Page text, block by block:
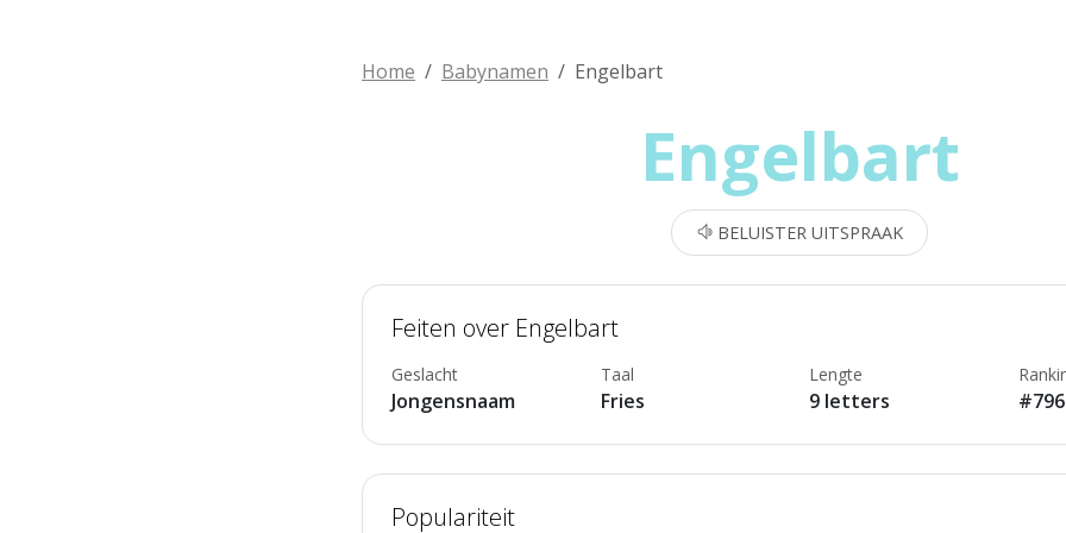
Home Babynamen Engelbart
Engelbart
BELUISTER UITSPRAAK
Feiten over Engelbart
Geslacht
Jongensnaam
Taal
Fries
Lengte
9 letters
Populariteit